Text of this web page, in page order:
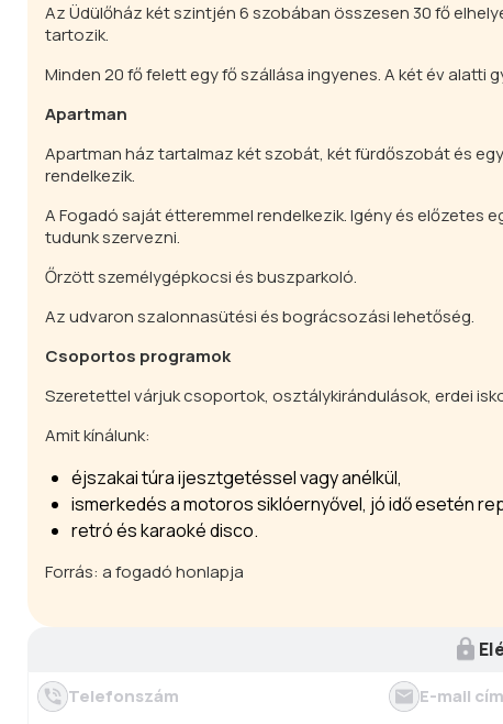
Az Üdülőház két szintjén 6 szobában összesen 30 fő
tartozik.
Minden 20 fő felett egy fő szállása ingyenes. A két év alatti
Apartman
Apartman ház tartalmaz két szobát, két fürdőszobát és
rendelkezik.
A Fogadó saját étteremmel rendelkezik. Igény és
tudunk szervezni.
Őrzött személygépkocsi és buszparkoló.
Az udvaron szalonnasütési és bográcsozási lehetőség.
Csoportos programok
Szeretettel várjuk csoportok, osztálykirándulások, erdei
Amit kínálunk:
éjszakai túra ijesztgetéssel vagy anélkül,
ismerkedés a motoros siklóernyővel, jó idő esetén
retró és karaoké disco.
Forrás: a fogadó honlapja
Telefonszám E-mail cím